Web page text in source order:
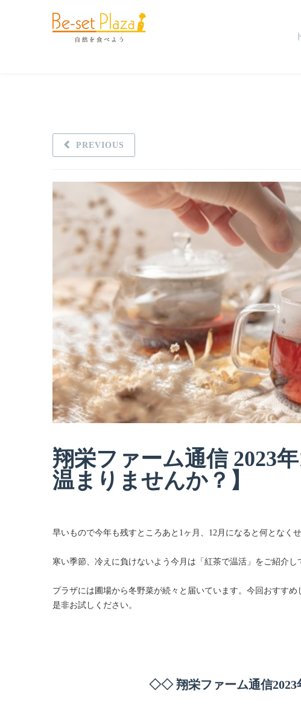
PREVIOUS
翔栄ファーム通信 2023
温まりませんか？】
早いもので今年も残すところあと1ヶ月、12月になると何となく
寒い季節、冷えに負けないよう今月は「紅茶で温活」をご紹介し
プラザには圃場から冬野菜が続々と届いています。今回おすす
是非お試しください。
◇◇ 翔栄ファーム通信